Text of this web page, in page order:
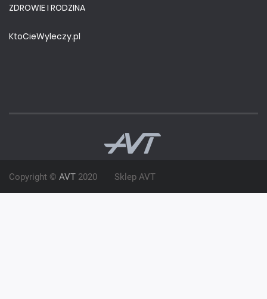
ZDROWIE I RODZINA
KtoCieWyleczy.pl
Copyright © AVT 2020 Sklep AVT